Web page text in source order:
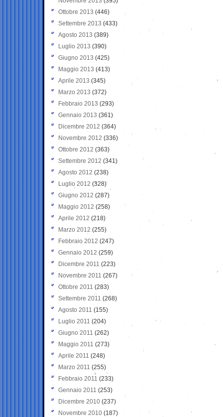
Ottobre 2013 (446)
Settembre 2013 (433)
Agosto 2013 (389)
Luglio 2013 (390)
Giugno 2013 (425)
Maggio 2013 (413)
Aprile 2013 (345)
Marzo 2013 (372)
Febbraio 2013 (293)
Gennaio 2013 (361)
Dicembre 2012 (364)
Novembre 2012 (336)
Ottobre 2012 (363)
Settembre 2012 (341)
Agosto 2012 (238)
Luglio 2012 (328)
Giugno 2012 (287)
Maggio 2012 (258)
Aprile 2012 (218)
Marzo 2012 (255)
Febbraio 2012 (247)
Gennaio 2012 (259)
Dicembre 2011 (223)
Novembre 2011 (267)
Ottobre 2011 (283)
Settembre 2011 (268)
Agosto 2011 (155)
Luglio 2011 (204)
Giugno 2011 (262)
Maggio 2011 (273)
Aprile 2011 (248)
Marzo 2011 (255)
Febbraio 2011 (233)
Gennaio 2011 (253)
Dicembre 2010 (237)
Novembre 2010 (187)